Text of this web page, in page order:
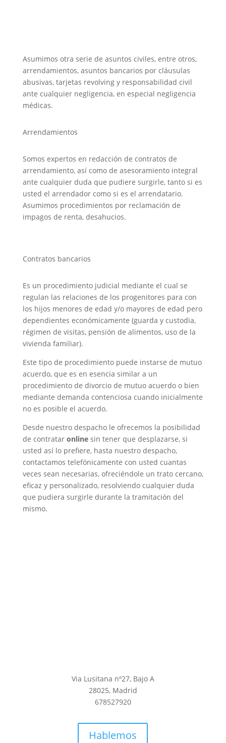
Asumimos otra serie de asuntos civiles, entre otros,
arrendamientos, asuntos bancarios por cláusulas
abusivas, tarjetas revolving y responsabilidad civil
ante cualquier negligencia, en especial negligencia
médicas.
Arrendamientos
Somos expertos en redacción de contratos de
arrendamiento, así como de asesoramiento integral
ante cualquier duda que pudiere surgirle, tanto si es
usted el arrendador como si es el arrendatario.
Asumimos procedimientos por reclamación de
impagos de renta, desahucios.
Contratos bancarios
Es un procedimiento judicial mediante el cual se
regulan las relaciones de los progenitores para con
los hijos menores de edad y/o mayores de edad pero
dependientes económicamente (guarda y custodia,
régimen de visitas, pensión de alimentos, uso de la
vivienda familiar).
Este tipo de procedimiento puede instarse de mutuo
acuerdo, que es en esencia similar a un
procedimiento de divorcio de mutuo acuerdo o bien
mediante demanda contenciosa cuando inicialmente
no es posible el acuerdo.
Desde nuestro despacho le ofrecemos la posibilidad
de contratar onlinesin tener que desplazarse, si
usted así lo prefiere, hasta nuestro despacho,
contactamos telefónicamente con usted cuantas
veces sean necesarias, ofreciéndole un trato cercano,
eficaz y personalizado, resolviendo cualquier duda
que pudiera surgirle durante la tramitación del
mismo.
Via Lusitana nº27, Bajo A
28025, Madrid
678527920
Hablemos